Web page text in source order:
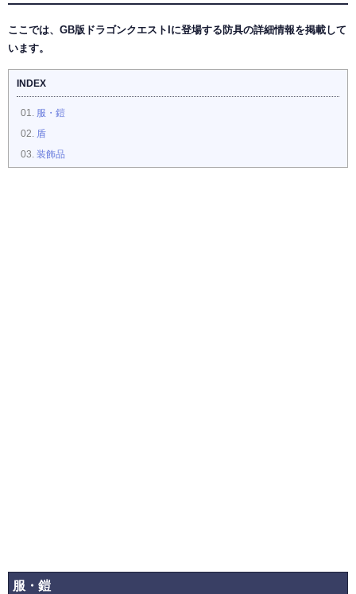
ここでは、GB版ドラゴンクエストIに登場する防具の詳細情報を掲載して
います。
INDEX
服・鎧
盾
装飾品
服・鎧